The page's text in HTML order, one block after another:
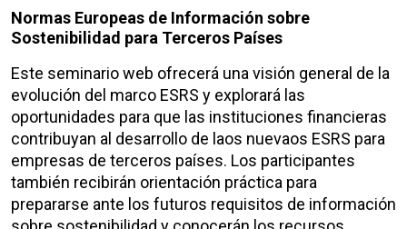
Normas Europeas de Información sobre
Sostenibilidad para Terceros Países
Este seminario web ofrecerá una visión general de la
evolución del marco ESRS y explorará las
oportunidades para que las instituciones financieras
contribuyan al desarrollo de laos nuevaos ESRS para
empresas de terceros países. Los participantes
también recibirán orientación práctica para
prepararse ante los futuros requisitos de información